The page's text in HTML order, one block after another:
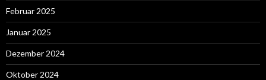
Februar 2025
Januar 2025
Dezember 2024
Oktober 2024